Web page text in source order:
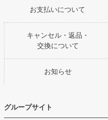
お支払いについて
キャンセル・返品・
交換について
お知らせ
グループサイト